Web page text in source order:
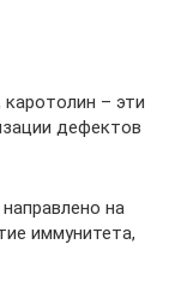
– эти
дефектов
на
иммунитета,